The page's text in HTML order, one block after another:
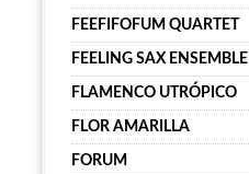
FEEFIFOFUM QUARTET
FEELING SAX ENSEMBLE
FLAMENCO UTRÓPICO
FLOR AMARILLA
FORUM